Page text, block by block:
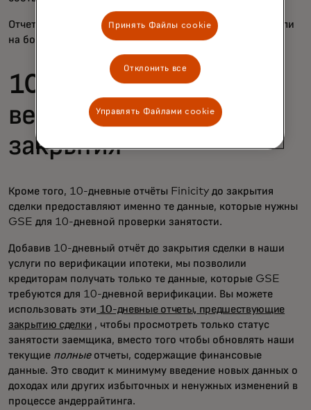
Отчет VOA доступен через прямое подключение API или
на большинстве экосистемных платформ.
10-дневная
верификация до
закрытия
Кроме того, 10-дневные отчёты Finicity до закрытия
сделки предоставляют именно те данные, которые нужны
GSE для 10-дневной проверки занятости.
Добавив 10-дневный отчёт до закрытия сделки в наши
услуги по верификации ипотеки, мы позволили
кредиторам получать только те данные, которые GSE
требуются для 10-дневной верификации. Вы можете
использовать эти 10-дневные отчеты, предшествующие
закрытию сделки , чтобы просмотреть только статус
занятости заемщика, вместо того чтобы обновлять наши
текущие полныеотчеты, содержащие финансовые
данные. Это сводит к минимуму введение новых данных о
доходах или других избыточных и ненужных изменений в
процессе андеррайтинга.
Принять Файлы cookie
Отклонить все
Управлять Файлами cookie